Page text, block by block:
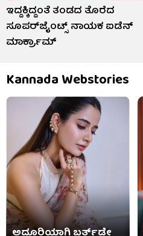
ಇದ್ದಕ್ಕಿದ್ದಂತೆ ತಂಡದ ತೊರೆದ
ಸೂಪರ್‌ಜೈಂಟ್ಸ್ ನಾಯಕ ಐಡೆನ್
ಮಾರ್ಕ್ರಾಮ್
Kannada Webstories